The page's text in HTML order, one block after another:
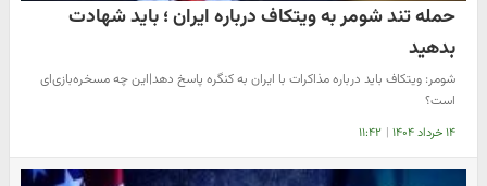
حمله تند شومر به ویتکاف درباره ایران ؛ باید شهادت
بدهید
شومر: ویتکاف باید درباره مذاکرات با ایران به کنگره پاسخ دهد|این چه مسخره‌بازی‌ای
است؟
۱۴ خرداد ۱۴۰۴ | ۱۱:۴۲